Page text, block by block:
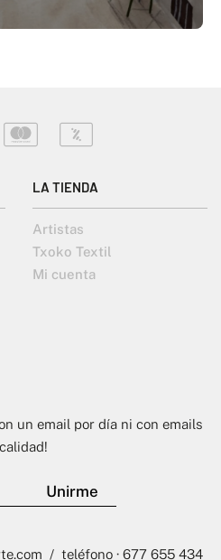
LA TIENDA
Artistas
Txoko Textil
Mi cuenta
un email por día ni con emails
/ teléfono · 677 655 434